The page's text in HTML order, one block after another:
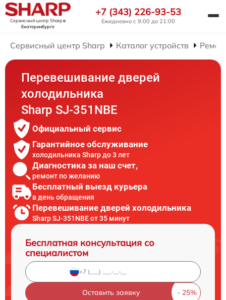
Сервисный центр Sharpв
Екатеринбурге
+7 (343) 226-93-53
Ежедневно с 9:00 до 21:00
Сервисный центр Sharp Каталог устройств
Перевешивание дверей
холодильника
Sharp SJ-351NBE
Официальный сервис
Гарантийное обслуживание
холодильника Sharp до 3 лет
Диагностика за наш счет,
ремонт по желанию
Бесплатный выезд курьера
в день обращения
Перевешивание дверей холодильника
Sharp SJ-351NBE от 35 минут
Бесплатная консультация со
специалистом
Оставить заявку